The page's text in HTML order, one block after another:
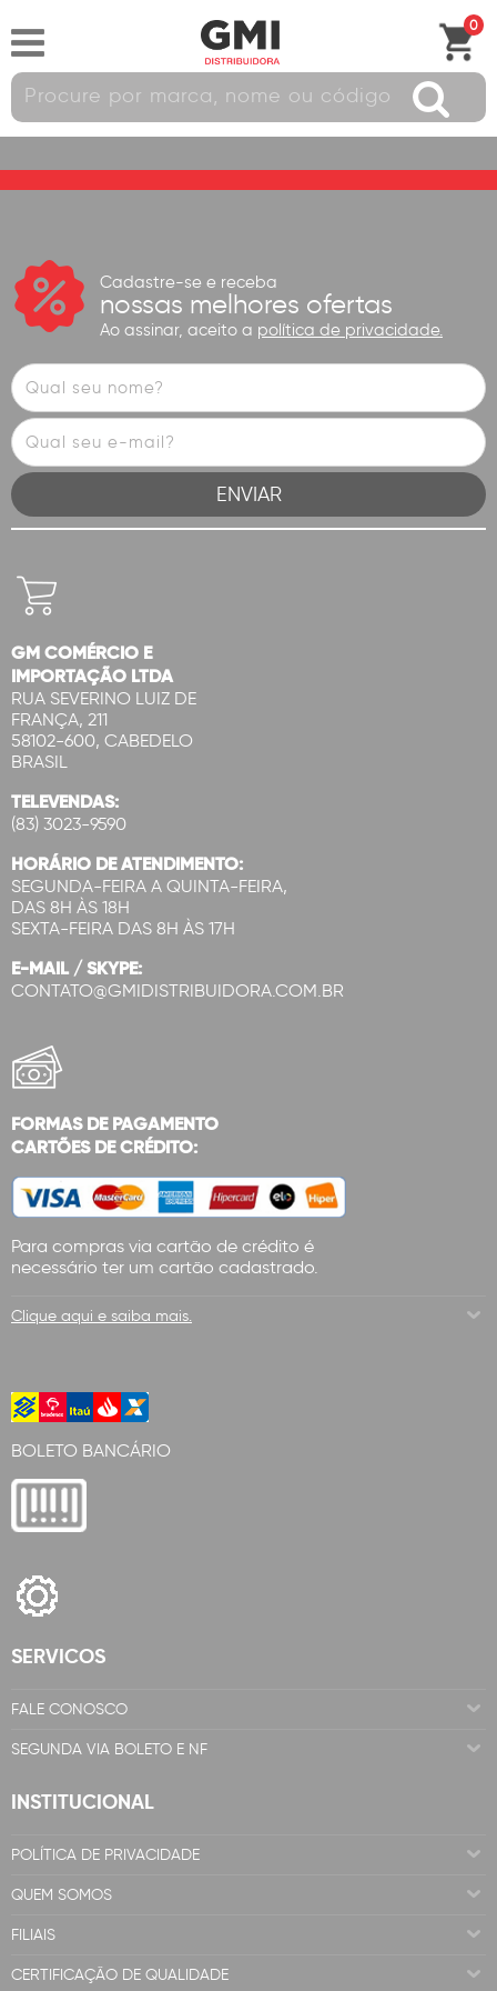
0
Cadastre-se e receba
nossas melhores ofertas
Ao assinar, aceito a política de privacidade.
GM COMÉRCIO E
IMPORTAÇÃO LTDA
RUA SEVERINO LUIZ DE
FRANÇA, 211
58102-600, CABEDELO
BRASIL
TELEVENDAS:
(83) 3023-9590
HORÁRIO DE ATENDIMENTO:
SEGUNDA-FEIRA A QUINTA-FEIRA,
DAS 8H ÀS 18H
SEXTA-FEIRA DAS 8H ÀS 17H
E-MAIL / SKYPE:
CONTATO@GMIDISTRIBUIDORA.COM.BR
FORMAS DE PAGAMENTO
CARTÕES DE CRÉDITO:
Para compras via cartão de crédito é
necessário ter um cartão cadastrado.
Clique aqui e saiba mais.
BOLETO BANCÁRIO
SERVICOS
FALE CONOSCO
SEGUNDA VIA BOLETO E NF
INSTITUCIONAL
POLÍTICA DE PRIVACIDADE
QUEM SOMOS
FILIAIS
CERTIFICAÇÃO DE QUALIDADE